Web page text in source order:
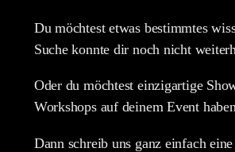
Du möchtest etwas bestimmtes
Suche konnte dir noch nicht
Oder du möchtest einzigartige
Workshops auf deinem Event
Dann schreib uns ganz einfach